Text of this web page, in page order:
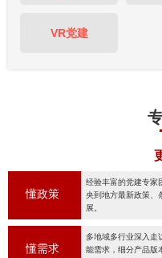
VR党建
懂政策
经验丰富的党建专家
央到地方最新政策、
展。
懂需求
多地域多行业深入走
能需求，细分产品版